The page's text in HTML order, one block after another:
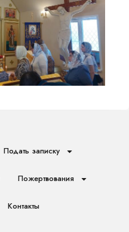
Подать записку
Пожертвования
Контакты